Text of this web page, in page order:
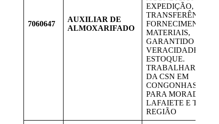
7060647
AUXILIAR DE
ALMOXARIFADO
EXPEDIÇÃO,
TRANSFERÊNCIAS,
FORNECIMENTOS
MATERIAIS,
GARANTIDO A
VERACIDADE DO
ESTOQUE.
TRABALHAR NA
DA CSN EM
CONGONHAS.
PARA
LAFAIETE E TODA
REGIÃO